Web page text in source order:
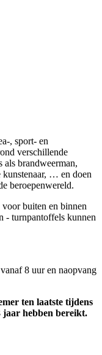
, sport- en
verschillende
als brandweerman,
kunstenaar, … en doen
beroepenwereld.
buiten en binnen
- turnpantoffels kunnen
8 uur en naopvang
ten laatste tijdens
jaar hebben bereikt.